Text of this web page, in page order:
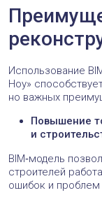
Использование
Ноу»
но важных
Повышение
и
BIM‑модель
строителей
ошибок и